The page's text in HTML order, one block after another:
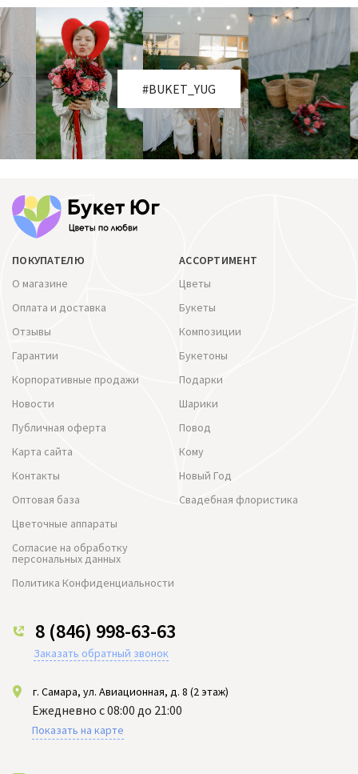
#BUKET_YUG
ПОКУПАТЕЛЮ
О магазине
Оплата и доставка
Отзывы
Гарантии
Корпоративные продажи
Новости
Публичная оферта
Карта сайта
Контакты
Оптовая база
Цветочные аппараты
Согласие на обработку
персональных данных
Политика Конфиденциальности
АССОРТИМЕНТ
Цветы
Букеты
Композиции
Букетоны
Подарки
Шарики
Повод
Кому
Новый Год
Свадебная флористика
8 (846) 998-63-63
Заказать обратный звонок
г. Самара, ул. Авиационная, д. 8 (2 этаж)
Ежедневно с 08:00 до 21:00
Показать на карте